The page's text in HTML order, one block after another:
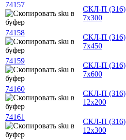
74157
СКЛ-П (316)
7х300
74158
СКЛ-П (316)
7х450
74159
СКЛ-П (316)
7х600
74160
СКЛ-П (316)
12х200
74161
СКЛ-П (316)
12х300